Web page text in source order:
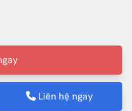
Liên hệ ngay